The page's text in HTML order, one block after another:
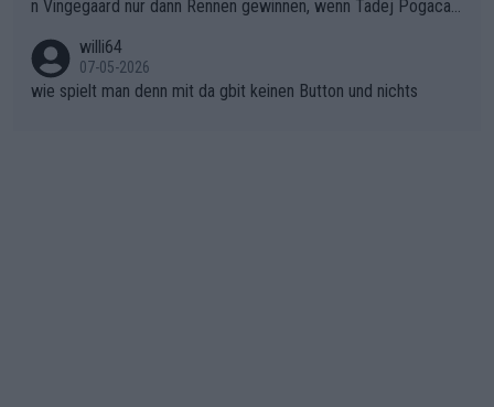
er SD Worx und Vollering müssen jetzt All-In gehen. (gregman
n)
n Vingegaard nur dann Rennen gewinnen, wenn Tadej Pogacar
willi64
07-05-2026
wie spielt man denn mit da gbit keinen Button und nichts